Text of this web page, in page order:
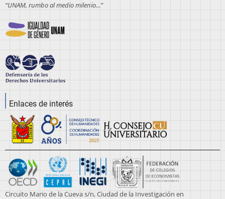
“UNAM, rumbo al medio milenio...”
Enlaces de interés
Circuito Mario de la Cueva s/n, Ciudad de la Investigación en